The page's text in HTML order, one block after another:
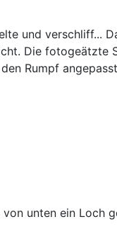
und verschliff...
Die fotogeätzte
Rumpf
von unten ein Loch